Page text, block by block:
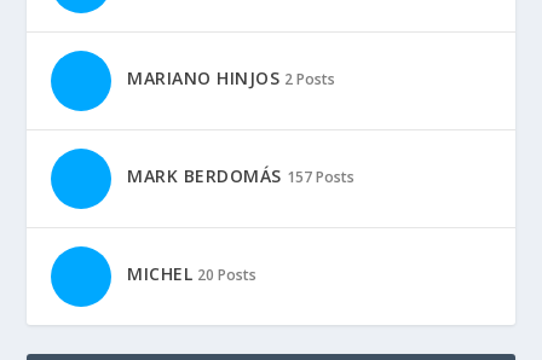
MARIANO HINJOS 2 Posts
MARK BERDOMÁS 157 Posts
MICHEL 20 Posts